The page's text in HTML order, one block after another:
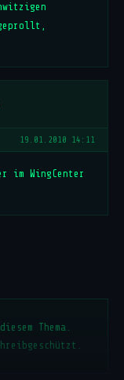
19.01.2010 14:11
im WingCenter
Thema.